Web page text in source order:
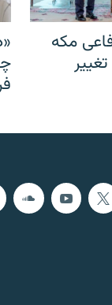
مکه